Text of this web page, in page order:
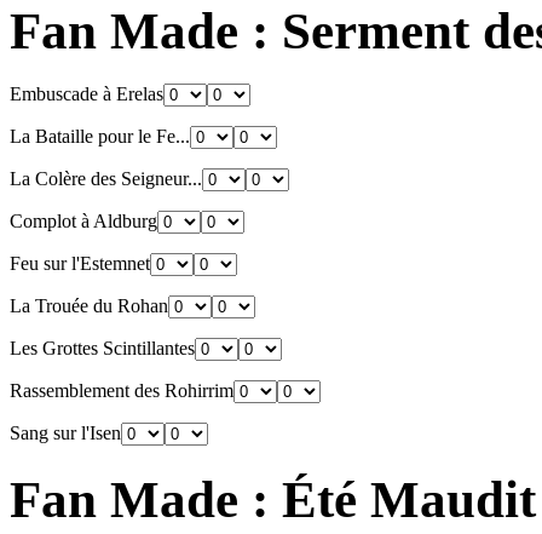
Fan Made : Serment
Embuscade à Erelas
La Bataille pour le Fe...
La Colère des Seigneur...
Complot à Aldburg
Feu sur l'Estemnet
La Trouée du Rohan
Les Grottes Scintillantes
Rassemblement des Rohirrim
Sang sur l'Isen
Fan Made : Été Maudit